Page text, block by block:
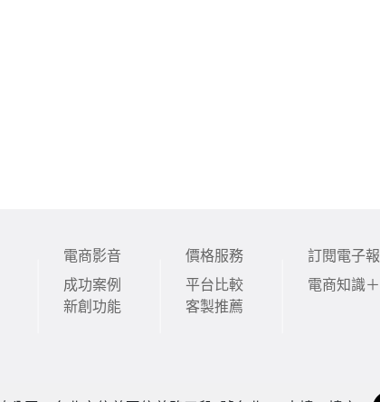
電商影音
成功案例
新創功能
價格服務
平台比較
客製推薦
訂閱電子報
電商知識＋